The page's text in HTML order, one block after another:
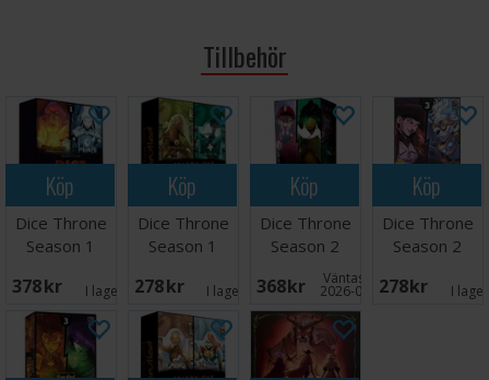
Gunslinger vs Samurai Battle Box ger två spelbara
karaktärer till Dice Throne
Antal spelare: 2-6
Ålder: 8+
Speltid: 20-40 minuter
Språk:
Engelska Expansion, kan spelas ensamt men
rekommenderas i kombination med andra Dice Throne-titlar
Tillbehör
Köp
Dice Throne
Season 1
1
378 SEK I lager: 4
Köp
Dice Throne
Season 1
4
278 SEK I lager: 1
Köp
Dice Throne
Season 2
Battle Box 2
368 SEK Väntas in:
2026-09-30
Köp
Dice Throne
Season 2
278 SEK I